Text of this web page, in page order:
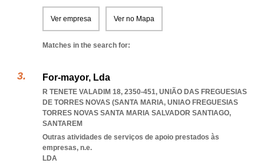
Ver empresa Ver no Mapa
Matches in the search for:
For-mayor, Lda
R TENETE VALADIM 18, 2350-451, UNIÃO DAS FREGUESIAS
DE TORRES NOVAS (SANTA MARIA, UNIAO FREGUESIAS
TORRES NOVAS SANTA MARIA SALVADOR SANTIAGO,
SANTAREM
Outras atividades de serviços de apoio prestados às
empresas, n.e.
LDA